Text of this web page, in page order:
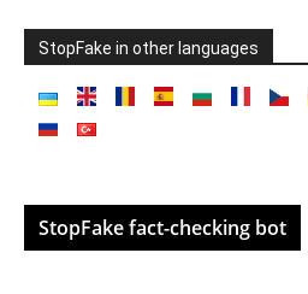
StopFake in other languages
StopFake fact-checking bot